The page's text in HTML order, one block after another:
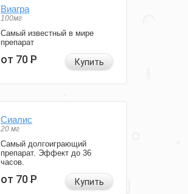
Виагра
100мг
Самый известный в мире
препарат
от 70Р Купить
Сиалис
20 мг
Самый долгоиграющий
препарат. Эффект до 36
часов.
от 70Р Купить